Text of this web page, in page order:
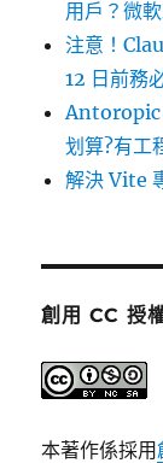
用戶？微
注意！
12 日前務
Antoropic
划算?有工
解決 Vite
創用 CC 授
本著作係採用